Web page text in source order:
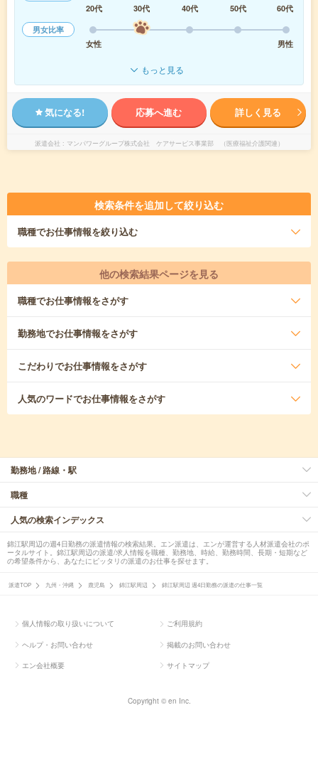
20代
30代 40代 50代
60代
男女比率
女性
男性
もっと見る
気になる! 応募へ進む 詳しく見る
派遣会社 マンパワーグループ株式会社 ケアサービス事業部 （医療福祉介護関連）
検索条件を追加して絞り込む
職種でお仕事情報を絞り込む
他の検索結果ページを見る
職種でお仕事情報をさがす
勤務地でお仕事情報をさがす
こだわりでお仕事情報をさがす
人気のワードでお仕事情報をさがす
勤務地 / 路線・駅
職種
人気の検索インデックス
錦江駅周辺の週4日勤務の派遣情報の検索結果。エン派遣は、エンが運営する人材派遣会社のポ
ータルサイト。錦江駅周辺の派遣/求人情報を職種、勤務地、時給、勤務時間、長期・短期など
の希望条件から、あなたにピッタリの派遣のお仕事を探せます。
派遣TOP 九州・沖縄 鹿児島 錦江駅周辺 錦江駅周辺 週4日勤務の派遣の仕事一覧
個人情報の取り扱いについて ご利用規約
ヘルプ・お問い合わせ 掲載のお問い合わせ
エン会社概要 サイトマップ
Copyright © en Inc.